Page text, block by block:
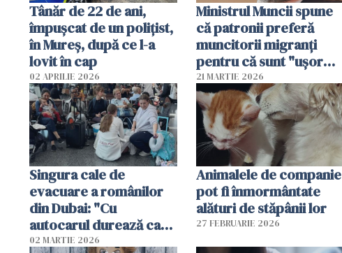
Tânăr de 22 de ani,
împușcat de un polițist,
în Mureș, după ce l-a
lovit în cap
02 APRILIE 2026
Ministrul Muncii spune
că patronii preferă
muncitorii migranți
pentru că sunt "uşor
dispensabili"
21 MARTIE 2026
Singura cale de
evacuare a românilor
din Dubai: "Cu
autocarul durează cam
două zile"
02 MARTIE 2026
Animalele de companie
pot fi înmormântate
alături de stăpânii lor
27 FEBRUARIE 2026